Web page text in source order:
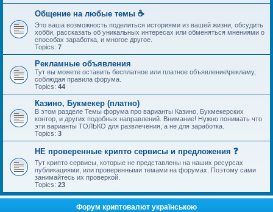
Общение на любые темы ☕
Это ваша возможность поделиться историями из вашей жизни, обсудить
хобби, рассказать об уникальных интересах или обменяться мнениями о
способах заработка, и многое другое.
Topics: 7
Рекламные объявления
Тут вы можете оставить бесплатное или платное объявление\рекламу,
соблюдая правила форума.
Topics: 44
Казино, Букмекер (платно)
В этом разделе Темы форума про варианты Казино, Букмекерских
контор, и других подобных направлений. Внимание! Нужно понимать что
эти варианты ТОЛЬКО для развлечения, а не для заработка.
Topics: 3
НЕ проверенные крипто сервисы и предложения ❓
Тут крипто сервисы, которые не представлены на наших ресурсах
публикациями, или проверенными темами на форумах. Поэтому сами
занимайтесь их проверкой.
Topics: 23
Форум криптовалют українською